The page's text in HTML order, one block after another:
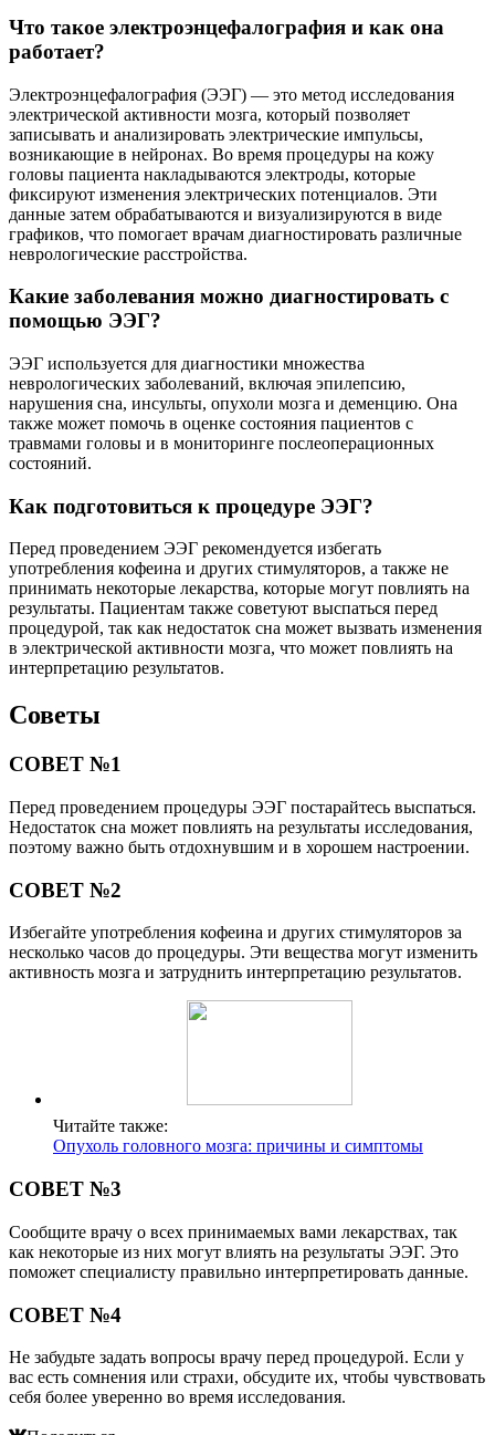
Что такое электроэнцефалография и как она
работает?
Электроэнцефалография (ЭЭГ) — это метод исследования
электрической активности мозга, который позволяет
записывать и анализировать электрические импульсы,
возникающие в нейронах. Во время процедуры на кожу
головы пациента накладываются электроды, которые
фиксируют изменения электрических потенциалов. Эти
данные затем обрабатываются и визуализируются в виде
графиков, что помогает врачам диагностировать различные
неврологические расстройства.
Какие заболевания можно диагностировать с
помощью ЭЭГ?
ЭЭГ используется для диагностики множества
неврологических заболеваний, включая эпилепсию,
нарушения сна, инсульты, опухоли мозга и деменцию. Она
также может помочь в оценке состояния пациентов с
травмами головы и в мониторинге послеоперационных
состояний.
Как подготовиться к процедуре ЭЭГ?
Перед проведением ЭЭГ рекомендуется избегать
употребления кофеина и других стимуляторов, а также не
принимать некоторые лекарства, которые могут повлиять на
результаты. Пациентам также советуют выспаться перед
процедурой, так как недостаток сна может вызвать изменения
в электрической активности мозга, что может повлиять на
интерпретацию результатов.
Советы
СОВЕТ №1
Перед проведением процедуры ЭЭГ постарайтесь выспаться.
Недостаток сна может повлиять на результаты исследования,
поэтому важно быть отдохнувшим и в хорошем настроении.
СОВЕТ №2
Избегайте употребления кофеина и других стимуляторов за
несколько часов до процедуры. Эти вещества могут изменить
активность мозга и затруднить интерпретацию результатов.
Читайте также:
Опухоль головного мозга: причины и симптомы
СОВЕТ №3
Сообщите врачу о всех принимаемых вами лекарствах, так
как некоторые из них могут влиять на результаты ЭЭГ. Это
поможет специалисту правильно интерпретировать данные.
СОВЕТ №4
Не забудьте задать вопросы врачу перед процедурой. Если у
вас есть сомнения или страхи, обсудите их, чтобы чувствовать
себя более уверенно во время исследования.